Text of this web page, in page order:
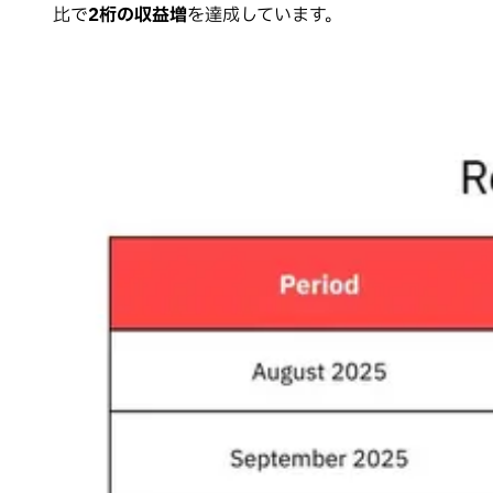
比で2桁の収益増を達成しています。